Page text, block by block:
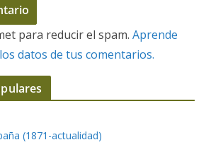
para reducir el spam. Aprende
datos de tus comentarios.
(1871-actualidad)